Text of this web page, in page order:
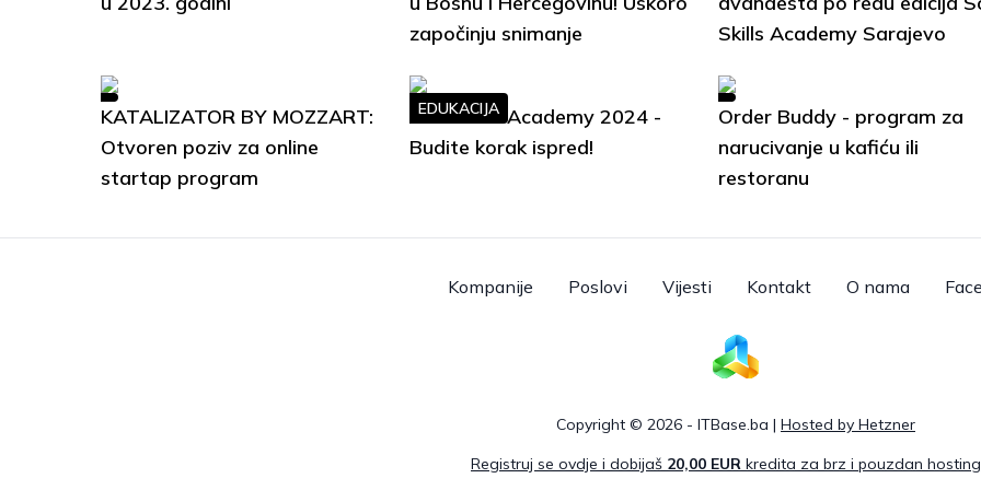
započinju snimanje
Skills Academy Sarajevo
KATALIZATOR BY MOZZART:
Otvoren poziv za online
startap program
Soft Skills Academy 2024 -
Budite korak ispred!
EDUKACIJA
Order Buddy - program za
narucivanje u kafiću ili
restoranu
Kompanije Poslovi Vijesti Kontakt O nama
Copyright © 2026 - ITBase.ba | Hosted by Hetzner
Registruj se ovdje i dobijaš 20,00 EUR kredita za brz i pouzdan